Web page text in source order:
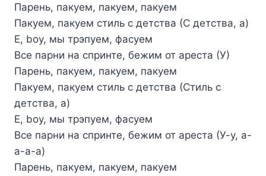
Парень, пакуем, пакуем, пакуем
Пакуем, пакуем стиль с детства (С детства, а)
Е, boy, мы трэпуем, фасуем
Все парни на спринте, бежим от ареста (У)
Парень, пакуем, пакуем, пакуем
Пакуем, пакуем стиль с детства (Стиль с
детства, а)
Е, boy, мы трэпуем, фасуем
Все парни на спринте, бежим от ареста (У-у, а-
а-а-а)
Парень, пакуем, пакуем, пакуем